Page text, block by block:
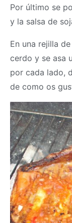
Por último se
y la salsa de
En una rejilla
cerdo y se asa
por cada lado,
de como os